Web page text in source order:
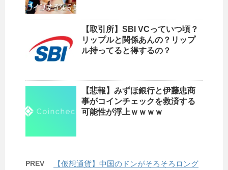
【取引所】SBI VCっていつ頃？
リップルと関係あんの？リップ
ル持ってると得するの？
【悲報】みずほ銀行と伊藤忠商
事がコインチェックを救済する
可能性が浮上ｗｗｗｗ
PREV
【仮想通貨】中国のドンがそろそろロング